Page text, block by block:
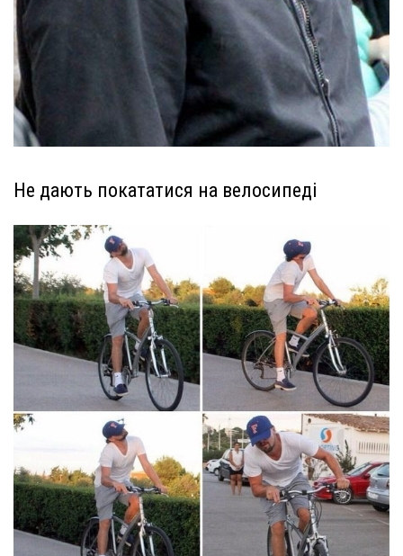
Не дають покататися на велосипеді